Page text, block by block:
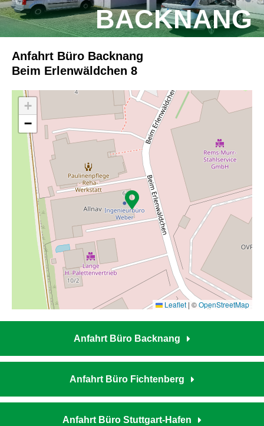
BACKNANG
Anfahrt Büro Backnang
Beim Erlenwäldchen 8
+
−
Leaflet | ©OpenStreetMap
Anfahrt Büro Backnang
Anfahrt Büro Fichtenberg
Anfahrt Büro Stuttgart-Hafen